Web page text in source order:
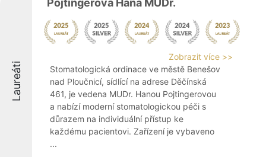
Laureáti
Pojtingerová Hana MUDr.
Zobrazit více >>
Stomatologická ordinace ve městě Benešov
nad Ploučnicí, sídlící na adrese Děčínská
461, je vedena MUDr. Hanou Pojtingerovou
a nabízí moderní stomatologickou péči s
důrazem na individuální přístup ke
každému pacientovi. Zařízení je vybaveno
...